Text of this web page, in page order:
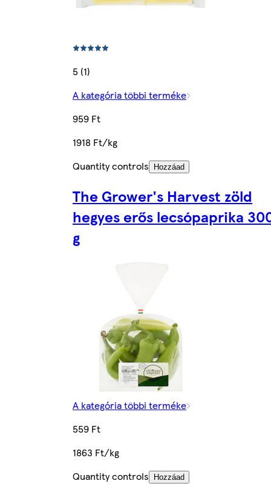
5 (1)
A kategória többi terméke
959 Ft
1918 Ft/kg
Quantity controls
Hozzáad
The Grower's Harvest zöld
hegyes erős lecsópaprika
g
A kategória többi terméke
559 Ft
1863 Ft/kg
Quantity controls
Hozzáad